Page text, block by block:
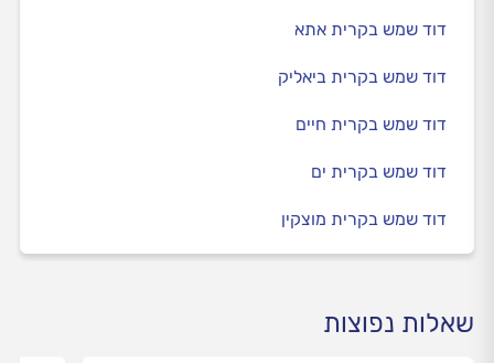
דוד שמש בקרית אתא
דוד שמש בקרית ביאליק
דוד שמש בקרית חיים
דוד שמש בקרית ים
דוד שמש בקרית מוצקין
שאלות נפוצות